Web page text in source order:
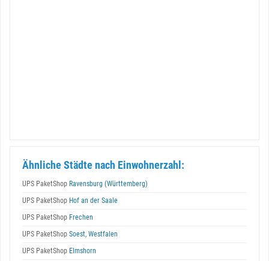
Ähnliche Städte nach Einwohnerzahl:
UPS PaketShop Ravensburg (Württemberg)
UPS PaketShop Hof an der Saale
UPS PaketShop Frechen
UPS PaketShop Soest, Westfalen
UPS PaketShop Elmshorn